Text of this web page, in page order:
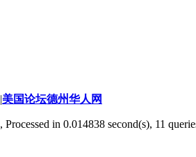
|美国论坛德州华人网
, Processed in 0.014838 second(s), 11